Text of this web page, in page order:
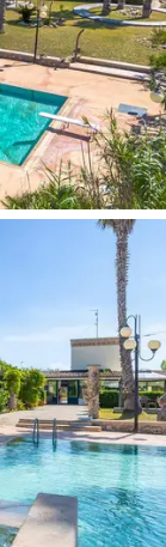
és a
és
egyik
meg újra.
az
és
megtalálni a